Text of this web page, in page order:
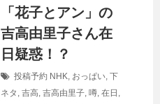
「花子とアン」の
吉高由里子さん在
日疑惑！？
投稿予約 NHK, おっぱい, 下
ネタ , 吉高, 吉高由里子, 噂, 在日 ,